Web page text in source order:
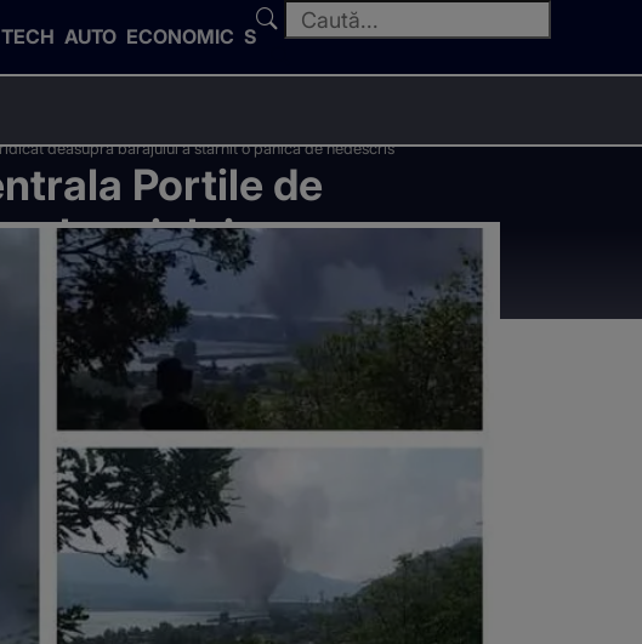
TECH AUTO ECONOMIC SPORT
deasupra barajului a starnit o panica de nedescris
Portile de
barajului a